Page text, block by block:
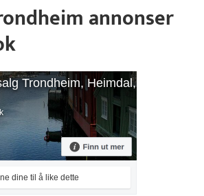
annonser
Trondheim, Heimdal,
dine til å like dette